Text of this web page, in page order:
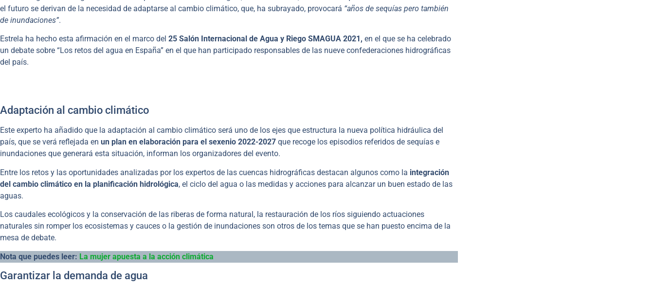
el futuro se derivan de la necesidad de adaptarse al cambio climático, que, ha subrayado, provocará “años de sequías pero también
de inundaciones”.
Estrela ha hecho esta afirmación en el marco del 25 Salón Internacional de Agua y Riego SMAGUA 2021, en el que se ha celebrado
un debate sobre “Los retos del agua en España” en el que han participado responsables de las nueve confederaciones hidrográficas
del país.
Adaptación al cambio climático
Este experto ha añadido que la adaptación al cambio climático será uno de los ejes que estructura la nueva política hidráulica del
país, que se verá reflejada en un plan en elaboración para el sexenio 2022-2027 que recoge los episodios referidos de sequías e
inundaciones que generará esta situación, informan los organizadores del evento.
Entre los retos y las oportunidades analizadas por los expertos de las cuencas hidrográficas destacan algunos como la integración
del cambio climático en la planificación hidrológica, el ciclo del agua o las medidas y acciones para alcanzar un buen estado de las
aguas.
Los caudales ecológicos y la conservación de las riberas de forma natural, la restauración de los ríos siguiendo actuaciones
naturales sin romper los ecosistemas y cauces o la gestión de inundaciones son otros de los temas que se han puesto encima de la
mesa de debate.
Nota que puedes leer: La mujer apuesta a la acción climática
Garantizar la demanda de agua